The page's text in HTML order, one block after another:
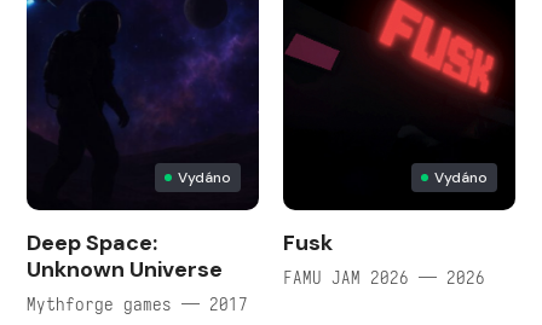
Vydáno
Deep Space:
Unknown Universe
Mythforge games — 2017
Vydáno
Fusk
FAMU JAM 2026 — 2026